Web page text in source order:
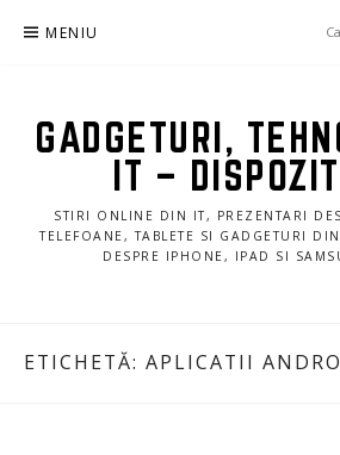
MENIU
GADGETURI,
IT –
STIRI ONLINE DIN IT, PREZENTARI
TELEFOANE, TABLETE SI GADGETURI
DESPRE IPHONE, IPAD SI
ETICHETĂ: APLICATII